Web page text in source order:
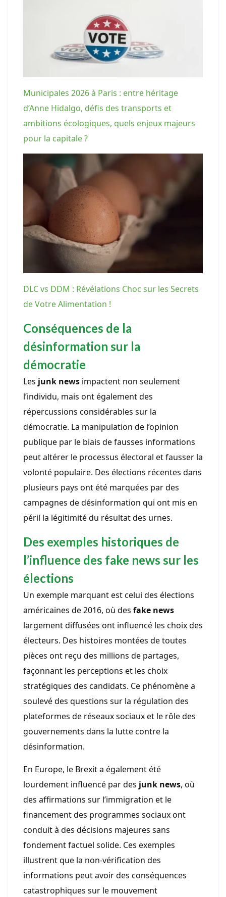
Municipales 2026 à Paris : entre héritage
d’Anne Hidalgo, défis des transports et
ambitions écologiques, quels enjeux majeurs
pour la capitale ?
DLC vs DDM : Révélations Choc sur les Secrets
de Votre Alimentation !
Conséquences de la
désinformation sur la
démocratie
Les junk news impactent non seulement
l’individu, mais ont également des
répercussions considérables sur la
démocratie. La manipulation de l’opinion
publique par le biais de fausses informations
peut altérer le processus électoral et fausser la
volonté populaire. Des élections récentes dans
plusieurs pays ont été marquées par des
campagnes de désinformation qui ont mis en
péril la légitimité du résultat des urnes.
Des exemples historiques de
l’influence des fake news sur les
élections
Un exemple marquant est celui des élections
américaines de 2016, où des fake news
largement diffusées ont influencé les choix des
électeurs. Des histoires montées de toutes
pièces ont reçu des millions de partages,
façonnant les perceptions et les choix
stratégiques des candidats. Ce phénomène a
soulevé des questions sur la régulation des
plateformes de réseaux sociaux et le rôle des
gouvernements dans la lutte contre la
désinformation.
En Europe, le Brexit a également été
lourdement influencé par des junk news, où
des affirmations sur l’immigration et le
financement des programmes sociaux ont
conduit à des décisions majeures sans
fondement factuel solide. Ces exemples
illustrent que la non-vérification des
informations peut avoir des conséquences
catastrophiques sur le mouvement